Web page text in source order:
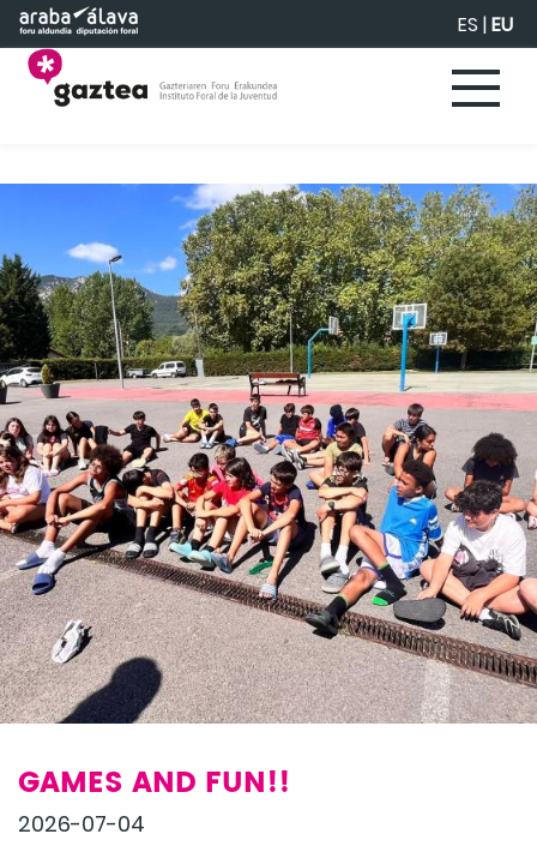
Eduki nagusira joan ES |EU
GAMES AND FUN!!
2026-07-04